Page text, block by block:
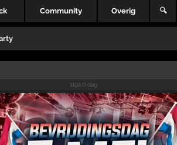
Community Overig 🔍
1192.0 dag